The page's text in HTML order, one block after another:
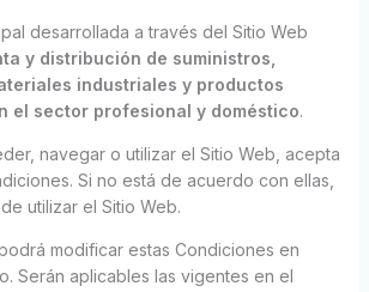
desarrollada a través del Sitio Web
y distribución de suministros,
industriales y productos
el sector profesional y doméstico.
navegar o utilizar el Sitio Web, acepta
Si no está de acuerdo con ellas,
utilizar el Sitio Web.
modificar estas Condiciones en
Serán aplicables las vigentes en el